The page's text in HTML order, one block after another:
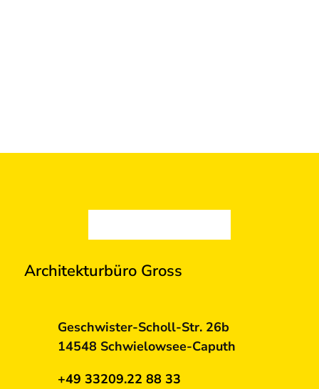
Architekturbüro Gross
Geschwister-Scholl-Str. 26b
14548 Schwielowsee-Caputh
+49 33209.22 88 33